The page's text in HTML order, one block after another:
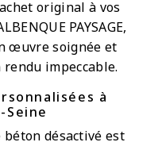
original à vos
PAYSAGE,
œuvre soignée et
impeccable.
à
Seine
béton désactivé est